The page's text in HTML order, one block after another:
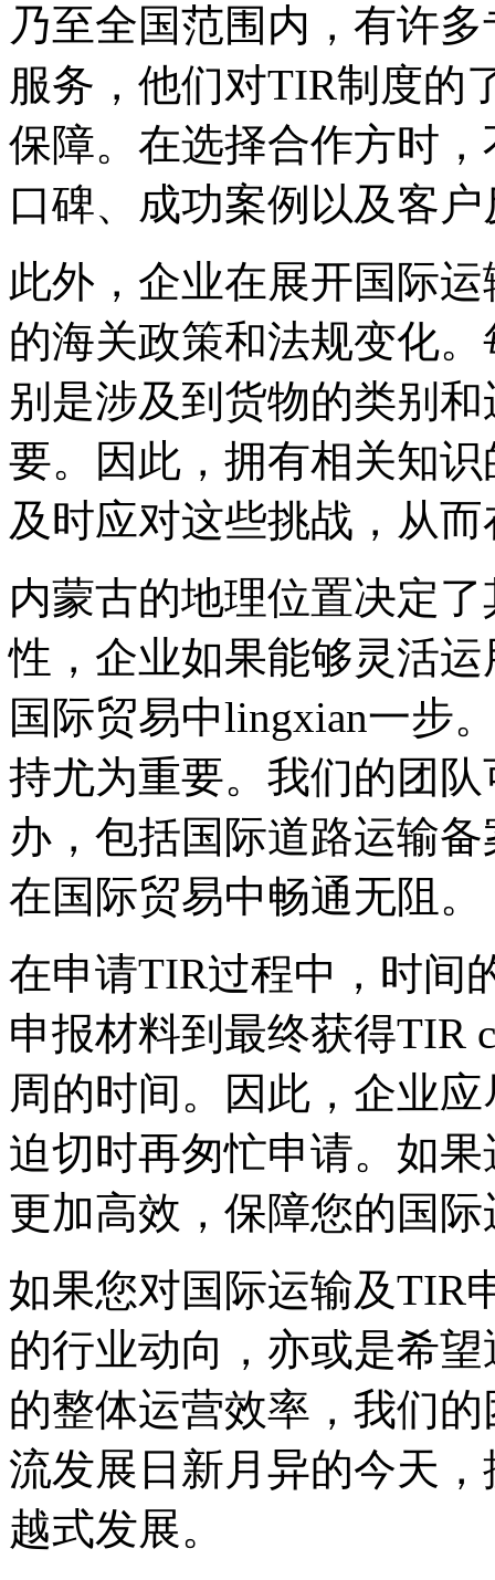
乃至全国范围内，有许
服务，他们对TIR制度的
保障。在选择合作方时
口碑、成功案例以及客
此外，企业在展开国际
的海关政策和法规变化
别是涉及到货物的类别
要。因此，拥有相关知
及时应对这些挑战，从
内蒙古的地理位置决定
性，企业如果能够灵活
国际贸易中lingxian一步
持尤为重要。我们的团
办，包括国际道路运输
在国际贸易中畅通无阻。
在申请TIR过程中，时间
申报材料到最终获得TIR
周的时间。因此，企业
迫切时再匆忙申请。如
更加高效，保障您的国
如果您对国际运输及TIR
的行业动向，亦或是希
的整体运营效率，我们
流发展日新月异的今天
越式发展。